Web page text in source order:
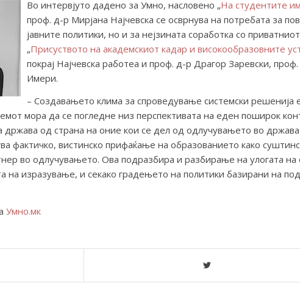
Во интервјуто дадено за Умно, насловено „На студентите
проф. д-р Мирјана Најчевска се осврнува на потребата за
јавните политики, но и за нејзината соработка со
„Присуството на академскиот кадар и високообразовните
покрај Најчевска работеа и проф. д-р Драгор Заревски,
Имери.
– Создавањето клима за спроведување системски решенија
мора да се погледне низ перспективата на еден поширок
од страна на оние кои се дел од одлучувањето во
фактичко, вистинско прифаќање на образованието како
во одлучувањето. Ова подразбира и разбирање на улогата
на изразување, и секако градењето на политики базирани на
Умно.мк